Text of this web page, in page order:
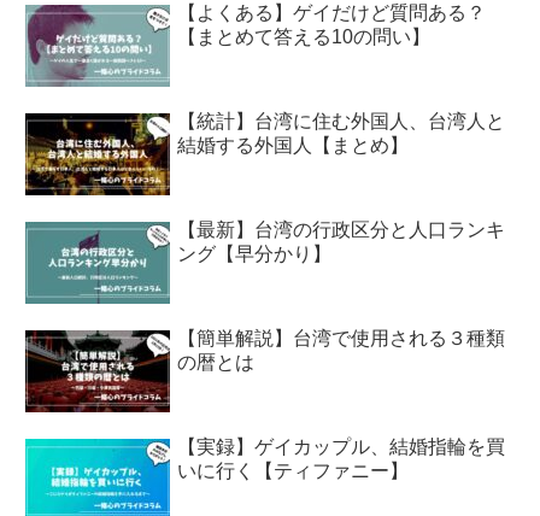
【よくある】ゲイだけど質問ある？
【まとめて答える10の問い】
【統計】台湾に住む外国人、台湾人と
結婚する外国人【まとめ】
【最新】台湾の行政区分と人口ランキ
ング【早分かり】
【簡単解説】台湾で使用される３種類
の暦とは
【実録】ゲイカップル、結婚指輪を買
いに行く【ティファニー】